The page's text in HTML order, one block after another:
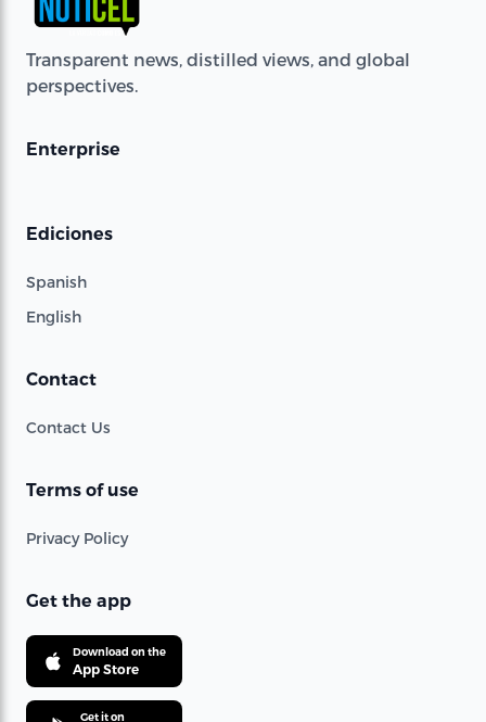
Transparent news, distilled views, and global
perspectives.
Enterprise
Ediciones
Spanish
English
Contact
Contact Us
Terms of use
Privacy Policy
Get the app
Download on the
App Store
Get it on